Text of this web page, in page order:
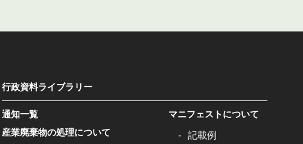
行政資料ライブラリー
通知一覧
産業廃棄物の処理について
マニフェストについて
記載例